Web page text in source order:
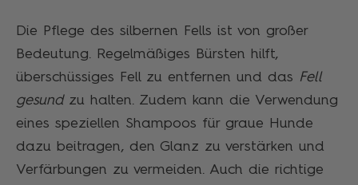
Die Pflege des silbernen Fells ist von großer
Bedeutung. Regelmäßiges Bürsten hilft,
überschüssiges Fell zu entfernen und das Fell
gesundzu halten. Zudem kann die Verwendung
eines speziellen Shampoos für graue Hunde
dazu beitragen, den Glanz zu verstärken und
Verfärbungen zu vermeiden. Auch die richtige